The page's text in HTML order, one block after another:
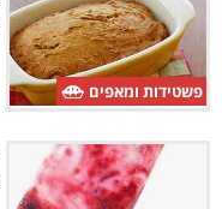
פשטידות ומאפים